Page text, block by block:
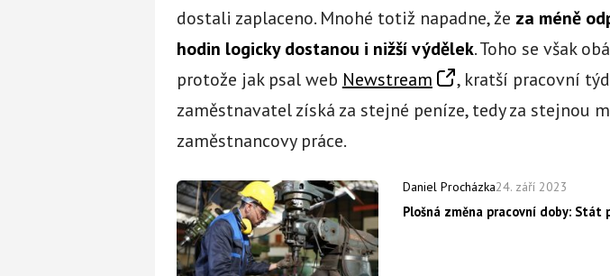
dostali zaplaceno. Mnohé totiž napadne, že za méně
hodin logicky dostanou i nižší výdělek. Toho se však
protože jak psal web Newstream
, kratší pracovní
zaměstnavatel získá za stejné peníze, tedy za stejnou
zaměstnancovy práce.
Daniel Procházka24. září 2023
Plošná změna pracovní doby: